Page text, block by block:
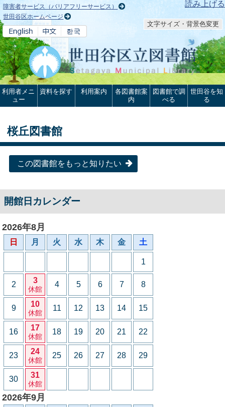
本文へ 読み上げる
障害者サービス（バリアフリーサービス）
世田谷区ホームページ
文字サイズ・背景色変更
利用者メニ
ュー
資料を探す 利用案内
各図書館案
内
図書館で調
べる
世田谷を知
る
桜丘図書館
この図書館をもっと知りたい
開館日カレンダー
2026年8月
日 月 火 水 木 金 土
1
2 3
休館
4 5 6 7 8
9 10
休館
11 12 13 14 15
16 17
休館
18 19 20 21 22
23 24
休館
25 26 27 28 29
30 31
休館
2026年9月